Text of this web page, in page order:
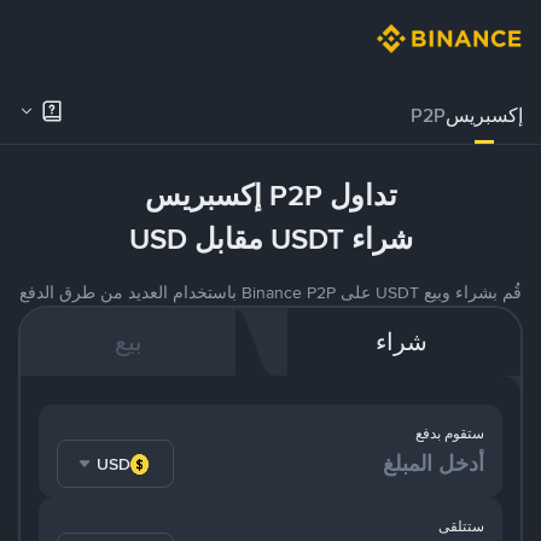
إكسبريسP2P
تداول P2P إكسبريس
شراء USDT مقابل USD
قُم بشراء وبيع USDT على Binance P2P باستخدام العديد من طرق الدفع
شراء بيع
ستقوم بدفع
USD
ستتلقى